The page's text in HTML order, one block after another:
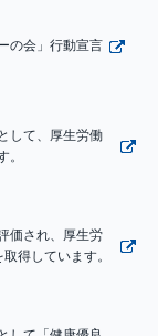
の会」行動宣言
して、厚生労働
。
価され、厚生労
得しています。